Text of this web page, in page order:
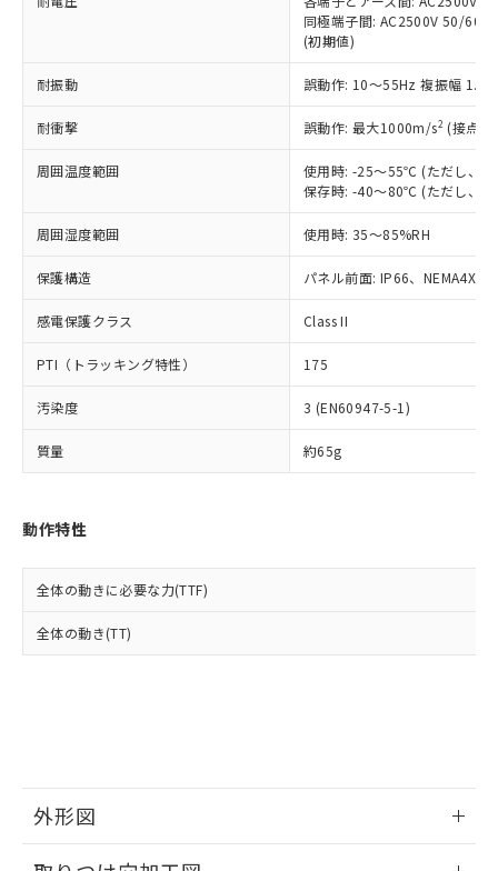
同極端子間: AC2500V 50/
(初期値)
耐振動 誤動作: 10～55Hz 複振幅
耐衝撃 誤動作: 最大1000m/s2 (接点
周囲温度範囲
使用時: -25～55℃ (ただし、氷
保存時: -40～80℃ (ただし、氷
周囲湿度範囲 使用時: 35～85%RH
保護構造 パネル前面: IP66、NEMA4X,
感電保護クラス Class II
PTI（トラッキング特性） 175
汚染度 3 (EN60947-5-1)
質量 約65g
動作特性
全体の動きに必要な力(TTF)
全体の動き(TT)
外形図
在庫状況および標準価格照会結果は、
記載している更新日時点での社内デー
タに基づき作成されるものであり、閲
覧された時点での実際の在庫および標
準価格とは異なる場合があることをご
正式な納期状況および標準価格はお客
様のお取引先、またはお客様担当のオ
ムロン制御機器販売店・当社販売員に
オムロン制御機器販売店や当社販売拠
販売ネットワーク
」をご確認
在庫状況および標準価格結果を当社の
事前の承諾なく第三者に漏洩または開
示しないようお願いします。
マイパーツ機能（部品リスト作成サー
ビス）をご利用いただくには、I-Web
メンバーズにご登録されている必要が
引・商談に必要な範囲で利用すること
をご了承ください。
※当社の共同利用者とは、
の共同利用に関して"
の「1.共同利
むを得ず変更することがあります。
六価クロム(Cr(Ⅵ)) 1000ppm以下、ポリ臭化ビフェニル
類(PBB) 1000ppm以下、ポリ臭化ジフェニルエーテル類
(PBDE) 1000ppm以下、フタル酸ビス(2-エチルヘキシ
ル) (DEHP)(別名：DOP) 1000ppm以下、フタル酸ブチ
ルベンジル（BBP） 1000ppm以下、フタル酸ジブチル
（DBP） 1000ppm以下、フタル酸ジイソブチル
適用除外項目は除く。
フタル酸エステル類の４物質については閾値を超える意
図的な使用がないことを確認しています。
部品在庫の切り替え状況などにより、予定
月が前後することがあります。
とができます。
51物質の非含有証明書（当社基準）
欄に対応日を記載しておりました。
既に当社にて対応品への在庫切替を完了
していることから、特段のことがない限
「－」：未確認です。当社販売部門へお問
*中国RoHS10物質の基準値 (GB/T26572)：
Pb(鉛) :1000ppm、 Hg(水銀) : 1000ppm、 Cd(カドミウ
Cr(Ⅵ)(六価クロム) : 1000ppm、 PBBs(ポリ臭化ビフェ
DBP(フタル酸ジブチル) : 1000ppm、 DIBP(フタル酸ジ
イソブチル) : 1000ppm、 BBP(フタル酸ブチルベンジ
DEHP(フタル酸ビス(2-エチルヘキシル)) : 1000ppm
※2 環境保護使用期限
「ｅ」：有害物質（10物質）のすべてが基
準値以下であることを示します。
「10」：通常の使用状況下において有害物
質が外部に漏えいし、環境に深刻な影響を
及ぼさない年数を意味します。
「－」：未確認です。当社販売部門へお問
い合わせください。
為替および外国貿易法に定める商品
（以下｢規制貨物等」という）を輸出
または国外への提供する場合は、日本
国政府の輸出許可(または役務取引許
可)を取得するなどの必要な手続きを
当社は規制貨物を破棄する場合は、完
全に破砕するなど、違法に輸出されな
いよう必要な手段を講じます。
当社は貴社製品を、核兵器、ミサイ
ル、化学兵器、生物兵器またはその他
武器並びにこれらの製造装置等に一切
当社は、貴社製品を第三者に販売する
場合は、上記1、2および3の内容を当
該第三者に通知します。また当社は、
販売先および販売に係わる関係者が違
法に輸出するおそれがある場合は、取
り引きをいたしません。
一定数以上の在庫あり
一定数には満たないが在庫あり
在庫なし(最新の在庫状況につ
いては、お客様のお取引先、ま
たはお客様担当のオムロン制御
機器販売店・当社販売員にご確
受注生産機種、また在庫状況の
情報を公開していない機種